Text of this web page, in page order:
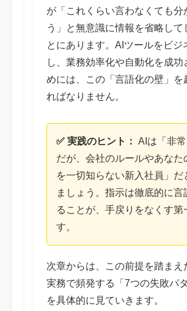
が「これくらい言わなくても分
う」と無意識に情報を省略して
とにあります。AIツールをビジ
し、業務効率化や自動化を成功
めには、この「言語化の壁」を
ればなりません。
✅ 実践のヒント： AIは「非
だが、会社のルールやあなた
を一切知らない新入社員」だ
ましょう。指示は徹底的に言
ることが、手戻りをなくす第
す。
次章からは、この前提を踏まえ
実務で頻発する「7つの失敗パタ
を具体的に見ていきます。